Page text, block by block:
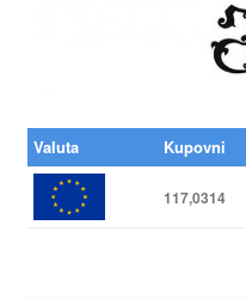
Valuta Kupovni
117,0314